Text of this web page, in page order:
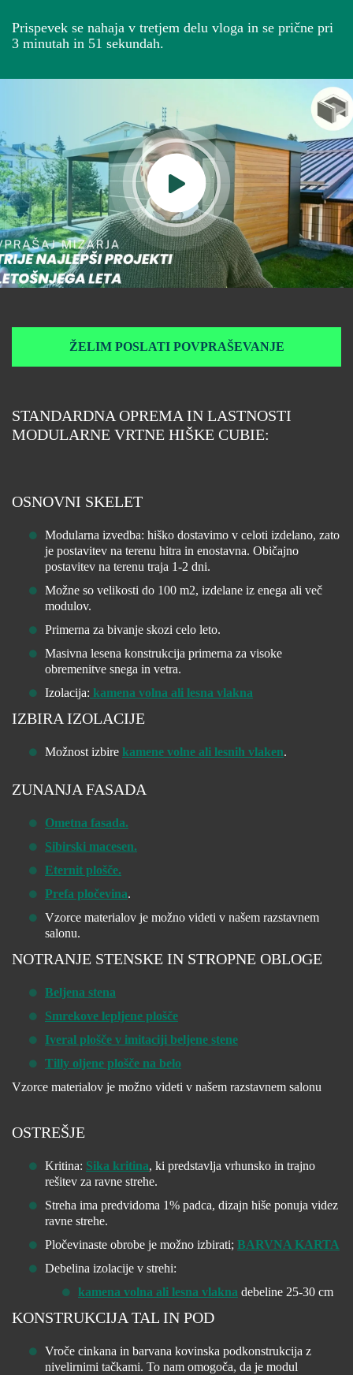
Prispevek se nahaja v tretjem delu vloga in se prične pri
3 minutah in 51 sekundah.
ŽELIM POSLATI POVPRAŠEVANJE
STANDARDNA OPREMA IN LASTNOSTI
MODULARNE VRTNE HIŠKE CUBIE:
OSNOVNI SKELET
Modularna izvedba: hiško dostavimo v celoti izdelano, zato
je postavitev na terenu hitra in enostavna. Običajno
postavitev na terenu traja 1-2 dni.
Možne so velikosti do 100 m2, izdelane iz enega ali več
modulov.
Primerna za bivanje skozi celo leto.
Masivna lesena konstrukcija primerna za visoke
obremenitve snega in vetra.
Izolacija: kamena volna ali lesna vlakna
IZBIRA IZOLACIJE
Možnost izbire kamene volne ali lesnih vlaken.
ZUNANJA FASADA
Ometna fasada.
Sibirski macesen.
Eternit plošče.
Prefa pločevina.
Vzorce materialov je možno videti v našem razstavnem
salonu.
NOTRANJE STENSKE IN STROPNE OBLOGE
Beljena stena
Smrekove lepljene plošče
Iveral plošče v imitaciji beljene stene
Tilly oljene plošče na belo
Vzorce materialov je možno videti v našem razstavnem salonu
OSTREŠJE
Kritina: Sika kritina, ki predstavlja vrhunsko in trajno
rešitev za ravne strehe.
Streha ima predvidoma 1% padca, dizajn hiše ponuja videz
ravne strehe.
Pločevinaste obrobe je možno izbirati; BARVNA KARTA
Debelina izolacije v strehi:
kamena volna ali lesna vlakna debeline 25-30 cm
KONSTRUKCIJA TAL IN POD
Vroče cinkana in barvana kovinska podkonstrukcija z
nivelirnimi tačkami. To nam omogoča, da je modul